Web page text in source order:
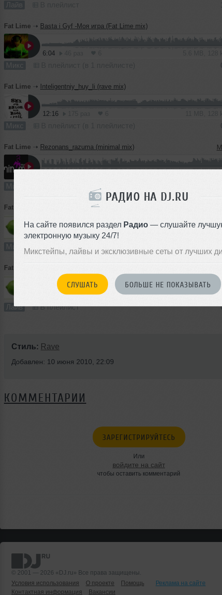
РАДИО НА DJ.RU
На сайте появился раздел Радио — слушайте
электронную музыку 24/7!
Микстейпы, лайвы и эксклюзивные сеты от лучших
СЛУШАТЬ БОЛЬШЕ НЕ ПОКАЗЫВАТЬ
Лайв
Fat Lime ➝ Basta i Gyf -Моя игра (Fat Lime mix)
6:04
Микс
Fat Lime ➝ Inteligentniy_huy_li (rave mix)
12:16
Микс
Fat Lime ➝ Rezonans_razuma (minimal mix)
Микс
Fat Lime
6:48 23 раза 1
Микс В плейлист
Fat Lime
78 раз 3 90 MB, 128
Лайв В плейлист
Стиль: Rave
Добавлен: 10 июня 2010, 22:09
КОММЕНТАРИИ
ЗАРЕГИСТРИРУЙТЕСЬ
Или
войдите на сайт
чтобы оставить комментарий
© 2001 — 2026 «DJ.ru» Все права защищены.
Условия использования
О проекте Помощь
Реклама на сайте
Контактная информация
Вакансии